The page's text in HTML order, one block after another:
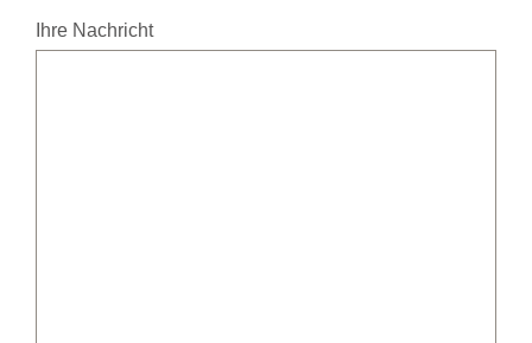
Ihre Nachricht